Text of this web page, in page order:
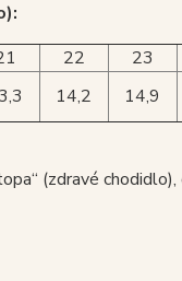
22 23
14,2 14,9
(zdravé chodidlo),